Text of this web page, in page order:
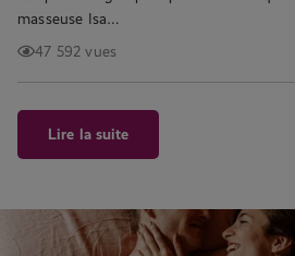
masseuse Isa…
47 592 vues
Lire la suite